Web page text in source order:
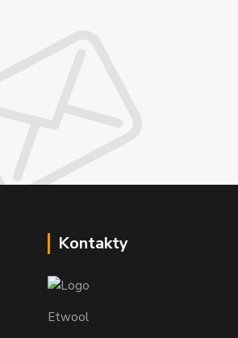
Kontakty
Etwool